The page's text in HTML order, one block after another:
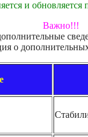
и
Важно!!!
о